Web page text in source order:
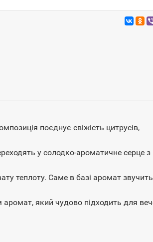
поєднує свіжість цитрусів,
у солодко-ароматичне серце з
теплоту. Саме в базі аромат звучить
який чудово підходить для